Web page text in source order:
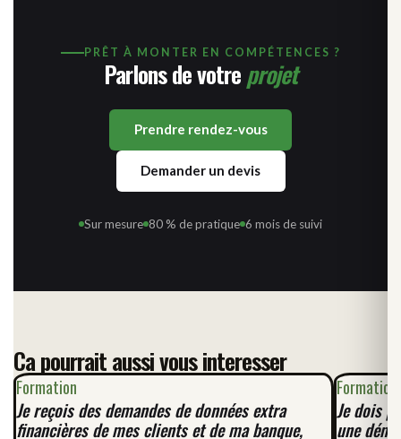
PRÊT À MONTER EN COMPÉTENCES ?
Parlons de votreprojet
Prendre rendez-vous
Demander un devis
Sur mesure 80 % de pratique 6 mois de suivi
Ca pourrait aussi vous interesser
Formation
Je reçois des demandes de données extra
financières de mes clients et de ma banque,
Formation
Je dois
une